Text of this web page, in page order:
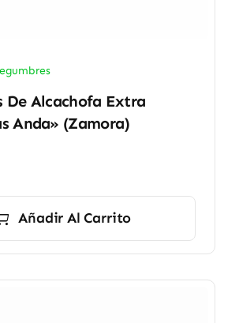
De Alcachofa Extra
Anda» (Zamora)
Añadir Al Carrito